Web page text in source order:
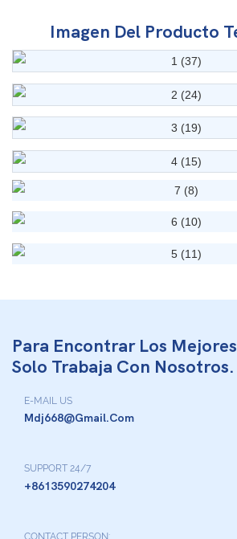
Imagen Del Producto
Para Encontrar Los
Solo Trabaja Con Nosotros.
E-MAIL US
Mdj668@gmail.com
SUPPORT 24/7
+8613590274204
CONTACT PERSON: